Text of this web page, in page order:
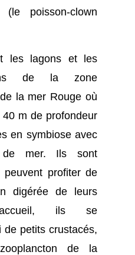
poisson-clown
les lagons et les
de la zone
la mer Rouge où
40 m de profondeur
en symbiose avec
de mer. Ils sont
peuvent profiter de
digérée de leurs
ils se
de petits crustacés,
de la